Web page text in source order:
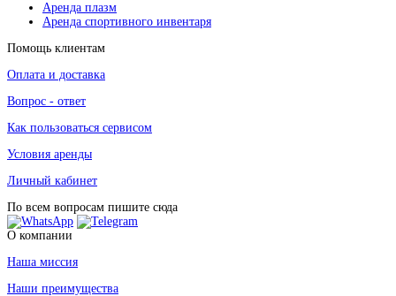
Аренда плазм
Аренда спортивного инвентаря
Помощь клиентам
Оплата и доставка
Вопрос - ответ
Как пользоваться сервисом
Условия аренды
Личный кабинет
По всем вопросам пишите сюда
О компании
Наша миссия
Наши преимущества